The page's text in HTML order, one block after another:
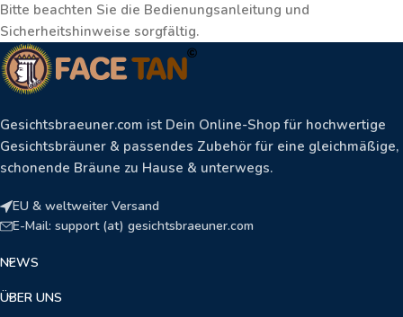
Bitte beachten Sie die Bedienungsanleitung und
Sicherheitshinweise sorgfältig.
Gesichtsbraeuner.com ist Dein Online-Shop für hochwertige
Gesichtsbräuner & passendes Zubehör für eine gleichmäßige,
schonende Bräune zu Hause & unterwegs.
EU & weltweiter Versand
E-Mail: support (at) gesichtsbraeuner.com
NEWS
ÜBER UNS